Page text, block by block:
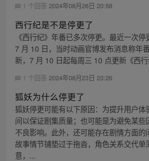
1 个回答 2024年08月26日 20:58
西行纪是不是停更了
《西行纪》年番已多次停更。最近一次
7 月 10 日，当时动画官博发布消息称年
新，7 月 10 日起每周三 10 点更新《西行
1 个回答 2024年08月23日 23:26
狐妖为什么停更了
狐妖停更可能有以下原因：为提升用户体
间以保证剧集质量；也可能是为避免某些
不良影响。此外，还可能存在剧情方面的
故事情节铺垫过于拖沓，角色关系交代单
意，...